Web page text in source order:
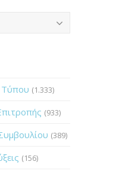
Τύπου (1.333)
(933)
(389)
(156)